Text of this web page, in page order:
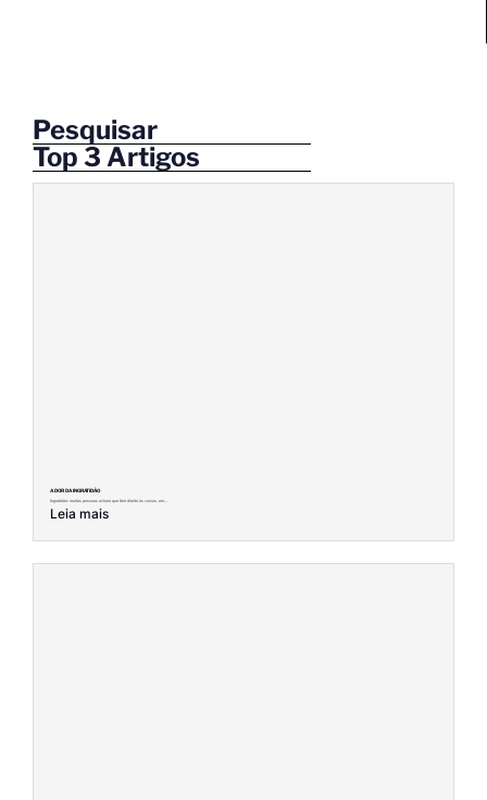
Pesquisar
Top 3 Artigos
A DOR DA INGRATIDÃO
Ingratidão: muitas pessoas acham que têm direito às coisas, em...
Leia mais